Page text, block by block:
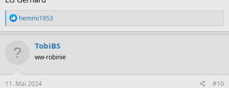
R
e
a
t
n
e
hemmi1953
TobiBS
ww-robinie
11. Mai 2024 #10